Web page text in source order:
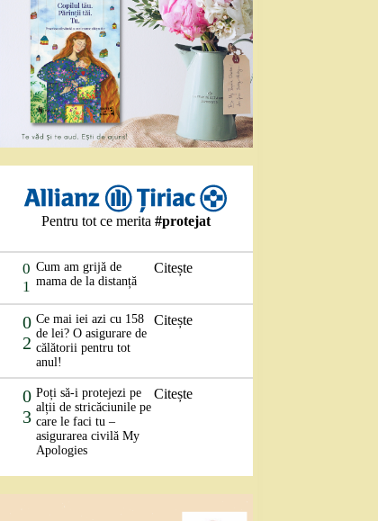
Pentru tot ce merita#protejat
0
1
Cum am grijă de
mama de la distanță
Citește
0
2
Ce mai iei azi cu 158
de lei? O asigurare de
călătorii pentru tot
anul!
Citește
0
3
Poți să-i protejezi pe
alții de stricăciunile pe
care le faci tu –
asigurarea civilă My
Apologies
Citește